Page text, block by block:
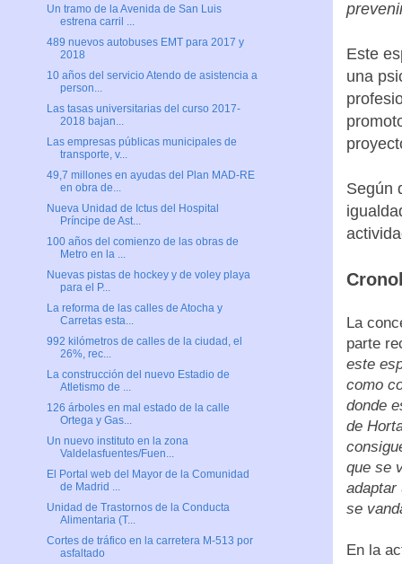
Este
una
Según
La
parte
este
como
donde
de
que se
adaptar
se
En la
Un tramo de la Avenida de San Luis
estrena carril ...
489 nuevos autobuses EMT para 2017 y
2018
10 años del servicio Atendo de asistencia a
person...
Las tasas universitarias del curso 2017-
2018 bajan...
Las empresas públicas municipales de
transporte, v...
49,7 millones en ayudas del Plan MAD-RE
en obra de...
Nueva Unidad de Ictus del Hospital
Príncipe de Ast...
100 años del comienzo de las obras de
Metro en la ...
Nuevas pistas de hockey y de voley playa
para el P...
La reforma de las calles de Atocha y
Carretas esta...
992 kilómetros de calles de la ciudad, el
26%, rec...
La construcción del nuevo Estadio de
Atletismo de ...
126 árboles en mal estado de la calle
Ortega y Gas...
Un nuevo instituto en la zona
Valdelasfuentes/Fuen...
El Portal web del Mayor de la Comunidad
de Madrid ...
Unidad de Trastornos de la Conducta
Alimentaria (T...
Cortes de tráfico en la carretera M-513 por
asfaltado